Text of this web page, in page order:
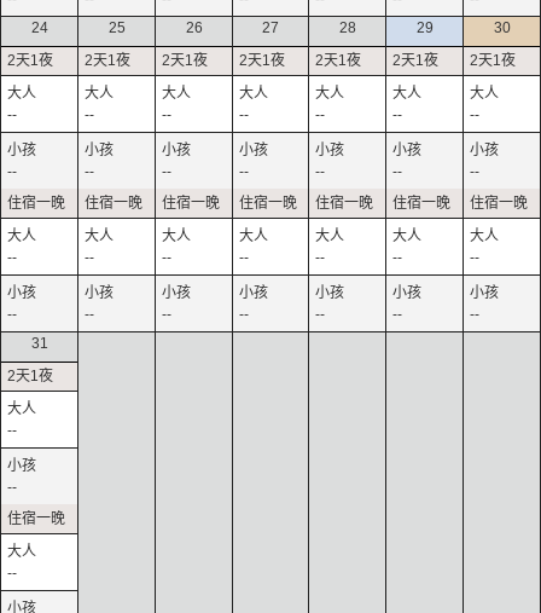
24
--
--
--
--
25
--
--
--
--
26
--
--
--
--
27
--
--
--
--
28
--
--
--
--
29
--
--
--
--
30
--
--
--
--
31
--
--
--